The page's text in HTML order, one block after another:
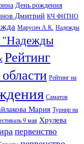
День рождения
Дмитрий КЧ ФНТНО
Марусич А.К. Надежды
"Надежды
Рейтинг
Рейтинг на
Саматов
Мария Турнир на
9 мая Хрулева
первенство